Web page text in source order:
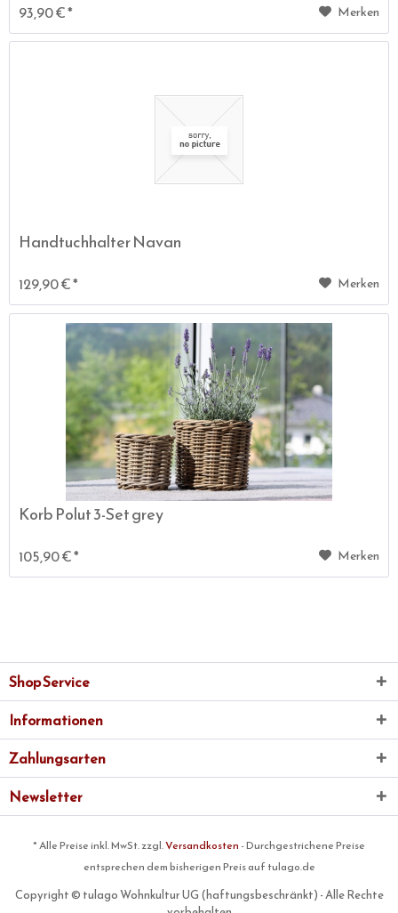
93,90 € * Merken
Handtuchhalter Navan
129,90 € * Merken
Korb Polut 3-Set grey
105,90 € * Merken
Shop Service
Informationen
Zahlungsarten
Newsletter
* Alle Preise inkl. MwSt. zzgl.Versandkosten - Durchgestrichene Preise
entsprechen dem bisherigen Preis auf tulago.de
Copyright © tulago Wohnkultur UG (haftungsbeschränkt) - Alle Rechte